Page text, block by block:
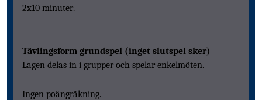
2x10 minuter.
Tävlingsform grundspel (inget slutspel sker)
Lagen delas in i grupper och spelar enkelmöten.
Ingen poängräkning.